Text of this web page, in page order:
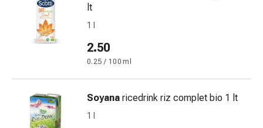
accessori
tubolari
Materiali
medicazione
lt
1 l
2.50
0.25 / 100 ml
Soyana ricedrink riz complet bio 1 lt
1 l